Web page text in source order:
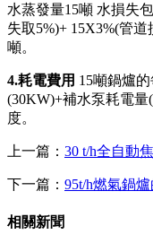
水蒸發量15噸 水損失
失取5%)+ 15X3%(管
噸。
4.耗電費用 15噸鍋爐
(30KW)+補水泵耗電
度。
上一篇： 30 t/h全自動
下一篇： 95t/h燃氣鍋
相關新聞